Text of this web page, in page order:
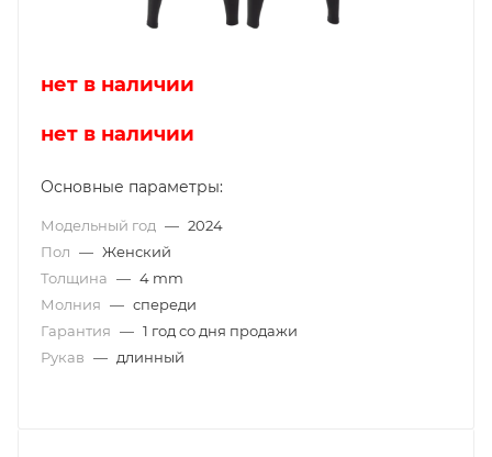
нет в наличии
нет в наличии
Основные параметры:
Модельный год — 2024
Пол — Женский
Толщина — 4 mm
Молния — спереди
Гарантия — 1 год со дня продажи
Рукав — длинный